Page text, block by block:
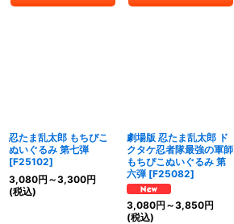
忍たま乱太郎 もちぴこ
ぬいぐるみ 第七弾
[F25102]
3,080円 ～3,300円
(税込)
劇場版 忍たま乱太郎 ド
クタケ忍者隊最強の軍師
もちぴこぬいぐるみ 第
六弾 [F25082]
3,080円 ～3,850円
(税込)